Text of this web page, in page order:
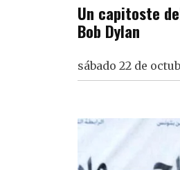
Un capitoste
Bob Dylan
sábado 22 de